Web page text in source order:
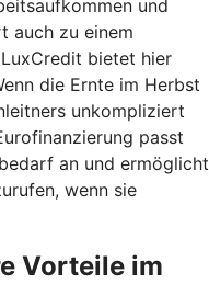
und
auch zu einem
bietet hier
die Ernte im Herbst
unkompliziert
passt
an und ermöglicht
wenn sie
Vorteile im